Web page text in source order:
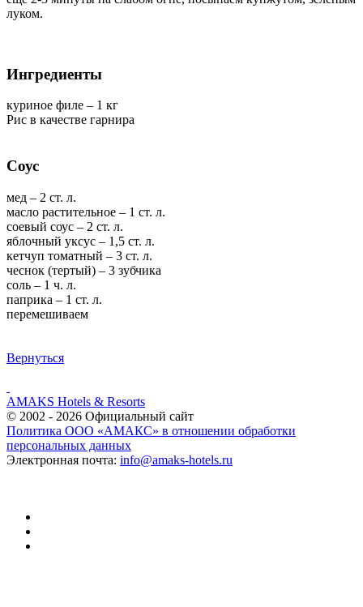
луком.
Ингредиенты
куриное филе – 1 кг
Рис в качестве гарнира
Соус
мед – 2 ст. л.
масло растительное – 1 ст. л.
соевый соус – 2 ст. л.
яблочный уксус – 1,5 ст. л.
кетчуп томатный – 3 ст. л.
чеснок (тертый) – 3 зубчика
соль – 1 ч. л.
паприка – 1 ст. л.
перемешиваем
Вернуться
AMAKS Hotels & Resorts
© 2002 - 2026 Официальный сайт
Политика ООО «АМАКС» в отношении обработки
персональных данных
Электронная почта: info@amaks-hotels.ru